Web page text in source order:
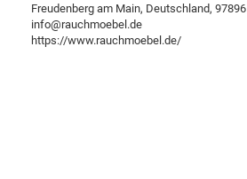
Freudenberg am Main, Deutschland, 97896
info@rauchmoebel.de
https://www.rauchmoebel.de/